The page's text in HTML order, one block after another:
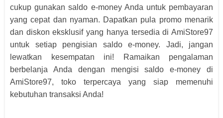
cukup gunakan saldo e-money Anda untuk pembayaran
yang cepat dan nyaman. Dapatkan pula promo menarik
dan diskon eksklusif yang hanya tersedia di AmiStore97
untuk setiap pengisian saldo e-money. Jadi, jangan
lewatkan kesempatan ini! Ramaikan pengalaman
berbelanja Anda dengan mengisi saldo e-money di
AmiStore97, toko terpercaya yang siap memenuhi
kebutuhan transaksi Anda!